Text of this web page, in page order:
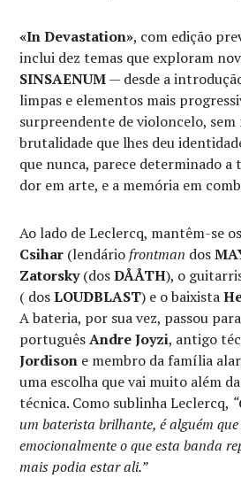
«In Devastation», com edição
inclui dez temas que exploram
SINSAENUM— desde a
limpas e elementos mais
surpreendente de violoncelo,
brutalidade que lhes deu
que nunca, parece determinado a
dor em arte, e a memória em
Ao lado de Leclercq, mantêm-se
Csihar (lendário frontman dos
Zatorsky(dosDÅÅTH), o
( dosLOUDBLAST) e o baixista
A bateria, por sua vez, passou
portuguêsAndre Joyzi, antigo
Jordison e membro da família
uma escolha que vai muito além
técnica. Como sublinha Leclercq,
um baterista brilhante, é alguém
emocionalmente o que esta banda
mais podia estar ali.”